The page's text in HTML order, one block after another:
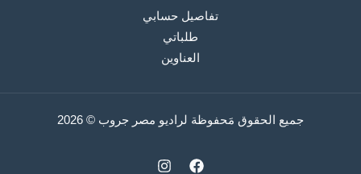
تفاصيل حسابي
طلباتي
العناوين
جميع الحقوق مَحفوظة لراديو مصر جروب © 2026